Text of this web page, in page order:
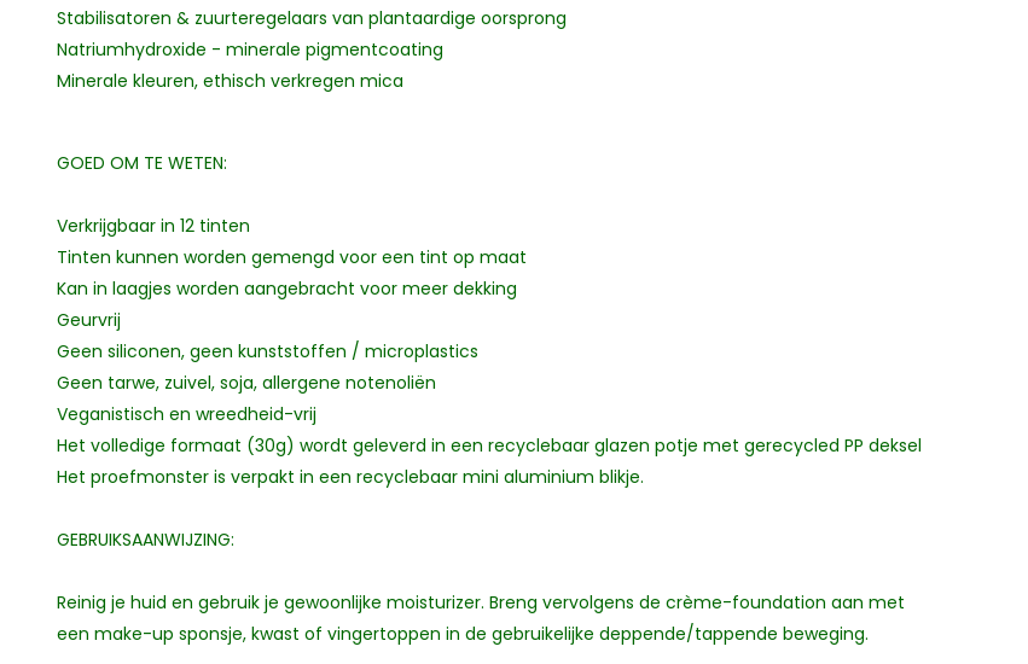
Stabilisatoren & zuurteregelaars van plantaardige oorsprong
Natriumhydroxide - minerale pigmentcoating
Minerale kleuren, ethisch verkregen mica
GOED OM TE WETEN:
Verkrijgbaar in 12 tinten
Tinten kunnen worden gemengd voor een tint op maat
Kan in laagjes worden aangebracht voor meer dekking
Geurvrij
Geen siliconen, geen kunststoffen / microplastics
Geen tarwe, zuivel, soja, allergene notenoliën
Veganistisch en wreedheid-vrij
Het volledige formaat (30g) wordt geleverd in een recyclebaar glazen potje met gerecycled PP deksel
Het proefmonster is verpakt in een recyclebaar mini aluminium blikje.
GEBRUIKSAANWIJZING:
Reinig je huid en gebruik je gewoonlijke moisturizer. Breng vervolgens de crème-foundation aan met
een make-up sponsje, kwast of vingertoppen in de gebruikelijke deppende/tappende beweging.